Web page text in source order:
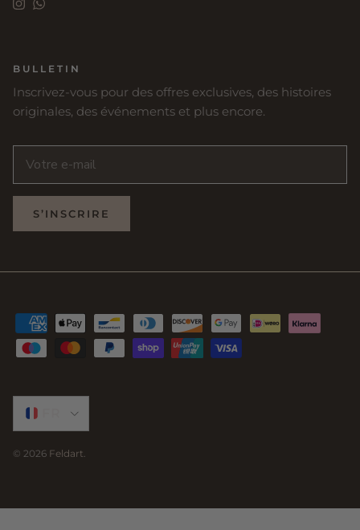
Instagram
WhatsApp
BULLETIN
Inscrivez-vous pour des offres exclusives, des histoires
originales, des événements et plus encore.
S’INSCRIRE
© 2026 Feldart.